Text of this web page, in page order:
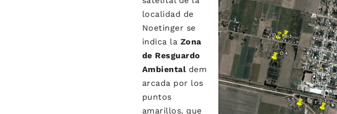
localidad de
Noetinger se
indica la Zona
de Resguardo
Ambientaldem
arcada por los
puntos
amarillos, que